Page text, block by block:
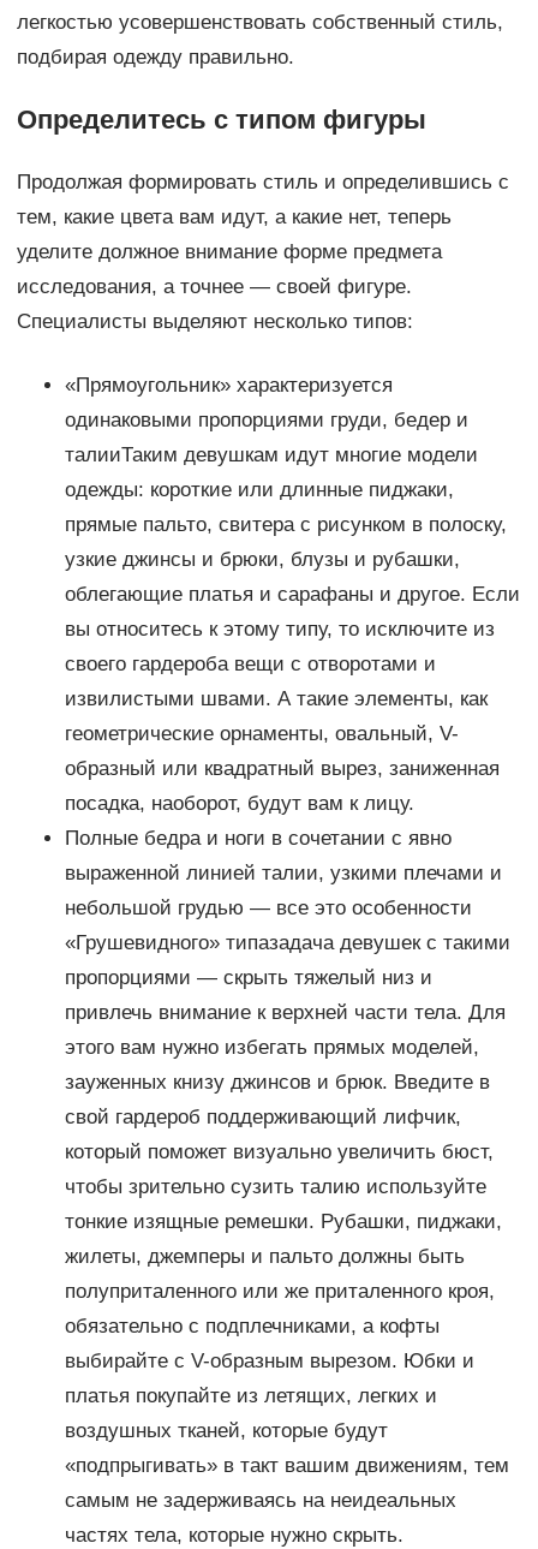
легкостью усовершенствовать собственный стиль,
подбирая одежду правильно.
Определитесь с типом фигуры
Продолжая формировать стиль и определившись с
тем, какие цвета вам идут, а какие нет, теперь
уделите должное внимание форме предмета
исследования, а точнее — своей фигуре.
Специалисты выделяют несколько типов:
«Прямоугольник» характеризуется
одинаковыми пропорциями груди, бедер и
талииТаким девушкам идут многие модели
одежды: короткие или длинные пиджаки,
прямые пальто, свитера с рисунком в полоску,
узкие джинсы и брюки, блузы и рубашки,
облегающие платья и сарафаны и другое. Если
вы относитесь к этому типу, то исключите из
своего гардероба вещи с отворотами и
извилистыми швами. А такие элементы, как
геометрические орнаменты, овальный, V-
образный или квадратный вырез, заниженная
посадка, наоборот, будут вам к лицу.
Полные бедра и ноги в сочетании с явно
выраженной линией талии, узкими плечами и
небольшой грудью — все это особенности
«Грушевидного» типазадача девушек с такими
пропорциями — скрыть тяжелый низ и
привлечь внимание к верхней части тела. Для
этого вам нужно избегать прямых моделей,
зауженных книзу джинсов и брюк. Введите в
свой гардероб поддерживающий лифчик,
который поможет визуально увеличить бюст,
чтобы зрительно сузить талию используйте
тонкие изящные ремешки. Рубашки, пиджаки,
жилеты, джемперы и пальто должны быть
полуприталенного или же приталенного кроя,
обязательно с подплечниками, а кофты
выбирайте с V-образным вырезом. Юбки и
платья покупайте из летящих, легких и
воздушных тканей, которые будут
«подпрыгивать» в такт вашим движениям, тем
самым не задерживаясь на неидеальных
частях тела, которые нужно скрыть.